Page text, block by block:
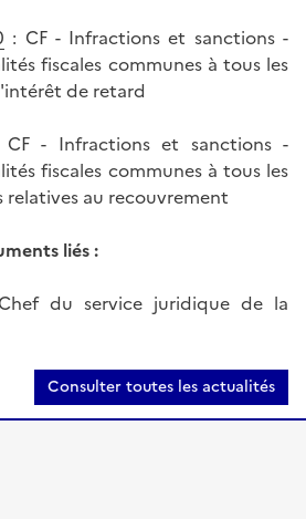
: CF - Infractions et sanctions -
fiscales communes à tous les
de retard
- Infractions et sanctions -
fiscales communes à tous les
au recouvrement
liés :
du service juridique de la
Consulter toutes les actualités